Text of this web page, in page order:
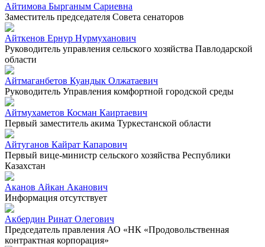
Айтимова Бырганым Сариевна
Заместитель председателя Совета сенаторов
Айткенов Ернур Нурмуханович
Руководитель управления сельского хозяйства Павлодарской
области
Айтмаганбетов Куандык Олжатаевич
Руководитель Управления комфортной городской среды
Айтмухаметов Косман Каиртаевич
Первый заместитель акима Туркестанской области
Айтуганов Кайрат Капарович
Первый вице-министр сельского хозяйства Республики
Казахстан
Аканов Айкан Аканович
Информация отсутствует
Акбердин Ринат Олегович
Председатель правления АО «НК «Продовольственная
контрактная корпорация»